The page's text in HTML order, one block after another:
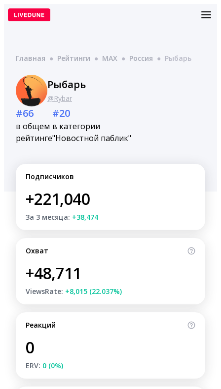
Перейти
Главная ● Рейтинги ● MAX ● Россия ● Рыбарь
Рыбарь
@Rybar
#66
в общем
рейтинге
#20
в категории
"Новостной паблик"
Подписчиков
+221,040
За 3 месяца: +38,474
Охват
+48,711
ViewsRate: +8,015 (22.037%)
Реакций
0
ERV: 0 (0%)